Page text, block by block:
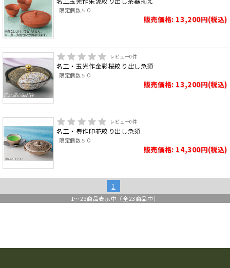
限定個数５０
販売価格: 13,200円(税込)
レビュー0件
名工・玉光作金彩桜絞り出し急須
限定個数５０
販売価格: 13,200円(税込)
レビュー0件
名工・豊作印花絞り出し急須
限定個数５０
販売価格: 14,300円(税込)
1
1～23商品表示中（全23商品中）